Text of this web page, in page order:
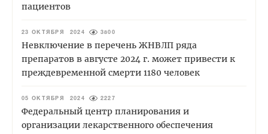
пациентов
23 ОКТЯБРЯ 2024 3800
Невключение в перечень ЖНВЛП ряда
препаратов в августе 2024 г. может привести к
преждевременной смерти 1180 человек
05 ОКТЯБРЯ 2024 2227
Федеральный центр планирования и
организации лекарственного обеспечения